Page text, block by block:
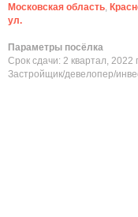
Московская область,
ул.
Параметры посёлка
Срок сдачи: 2 квартал, 2022
Застройщик/девелопер/